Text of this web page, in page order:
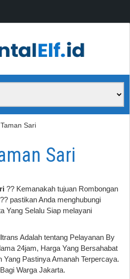
Sari
Sari
?? Kemanakah tujuan Rombongan
pastikan Anda menghubungi
Yang Selalu Siap melayani
Adalah tentang Pelayanan By
24jam, Harga Yang Bersahabat
Yang Pastinya Amanah Terpercaya.
Warga Jakarta.